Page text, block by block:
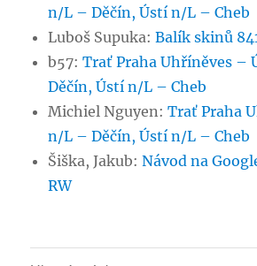
n/L – Děčín, Ústí n/L – Cheb
Luboš Supuka:Balík skinů
b57:Trať Praha Uhříněves –
Děčín, Ústí n/L – Cheb
Michiel Nguyen:Trať Praha
n/L – Děčín, Ústí n/L – Cheb
Šiška, Jakub:Návod na
RW